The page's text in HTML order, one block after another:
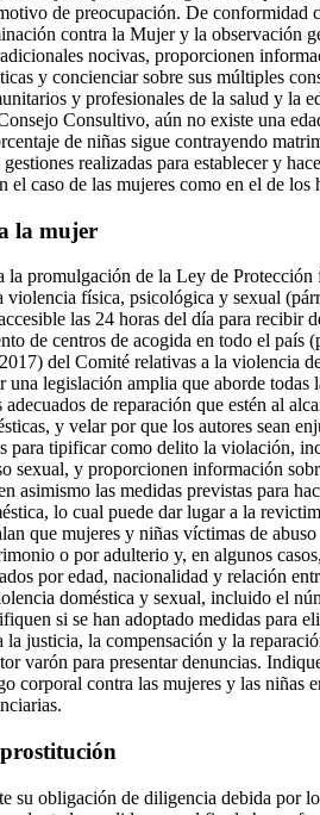
de preocupación. De conformidad
contra la Mujer y la observación
nocivas, proporcionen
y concienciar sobre sus múltiples
y profesionales de la salud y la
Consultivo, aún no existe una
de niñas sigue contrayendo
realizadas para establecer y
el caso de las mujeres como en el de los
la mujer
la promulgación de la Ley de
física, psicológica y sexual
las 24 horas del día para recibir
de centros de acogida en todo el país
del Comité relativas a la violencia
una legislación amplia que aborde
de reparación que estén al
y velar por que los autores sean
para tipificar como delito la violación,
sexual, y proporcionen información
asimismo las medidas previstas para
lo cual puede dar lugar a la
que mujeres y niñas víctimas de
o por adulterio y, en algunos
por edad, nacionalidad y relación
doméstica y sexual, incluido el
si se han adoptado medidas para
la justicia, la compensación y la
varón para presentar denuncias.
corporal contra las mujeres y las niñas
su obligación de diligencia debida por